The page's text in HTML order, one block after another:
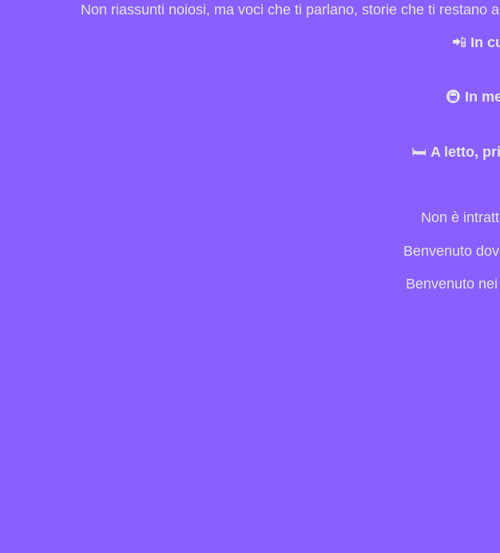
Non riassunti noiosi, ma voci che ti parlano, storie che ti restano
📲 In
🚇 In
🛏️ A letto,
Non è
Benvenuto
Benvenuto